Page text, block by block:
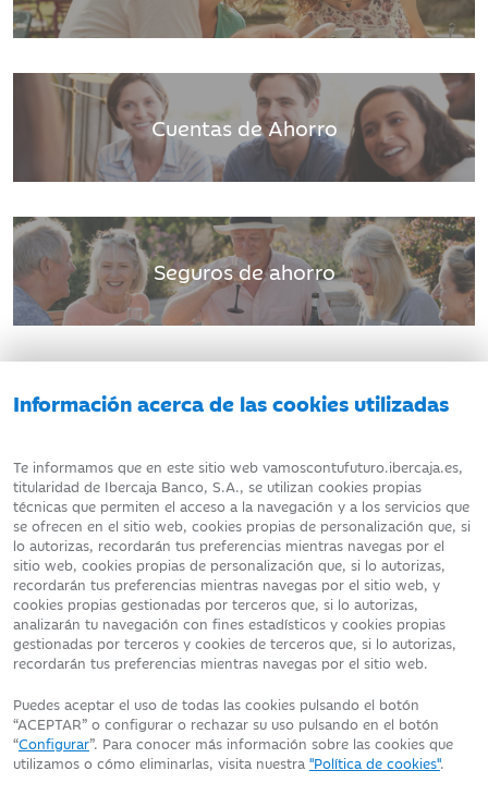
Información acerca de las cookies utilizadas
Te informamos que en este sitio web vamoscontufuturo.ibercaja.es,
titularidad de Ibercaja Banco, S.A., se utilizan cookies propias
técnicas que permiten el acceso a la navegación y a los servicios que
se ofrecen en el sitio web, cookies propias de personalización que, si
lo autorizas, recordarán tus preferencias mientras navegas por el
sitio web, cookies propias de personalización que, si lo autorizas,
recordarán tus preferencias mientras navegas por el sitio web, y
cookies propias gestionadas por terceros que, si lo autorizas,
analizarán tu navegación con fines estadísticos y cookies propias
gestionadas por terceros y cookies de terceros que, si lo autorizas,
recordarán tus preferencias mientras navegas por el sitio web.
Puedes aceptar el uso de todas las cookies pulsando el botón
“ACEPTAR” o configurar o rechazar su uso pulsando en el botón
“Configurar”. Para conocer más información sobre las cookies que
utilizamos o cómo eliminarlas, visita nuestra "Política de cookies".
Cuentas de Ahorro
Seguros de ahorro
Te ayudamos
AVISO LEGAL ATENCIÓN AL CLIENTE